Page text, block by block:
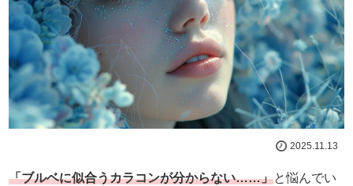
2025.11.13
「ブルベに似合うカラコンが分からない……」と悩んでい